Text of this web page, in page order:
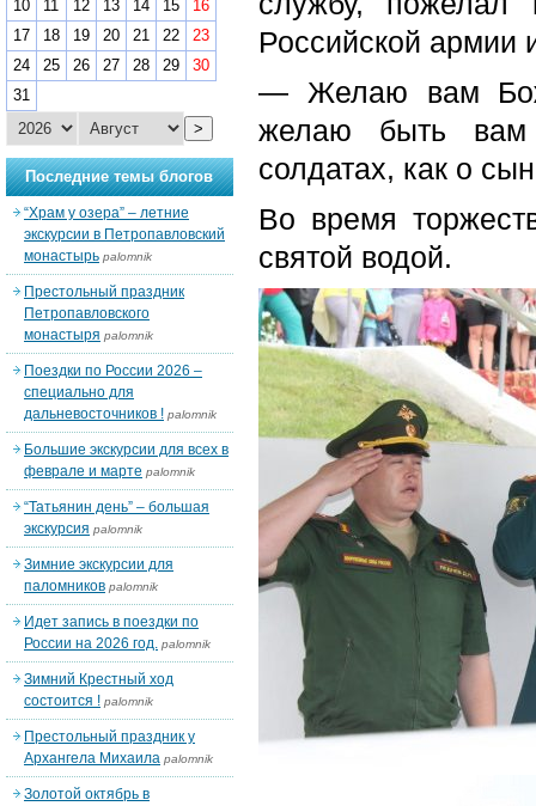
Российской армии
— Желаю вам
желаю быть вам
солдатах, как о
Во время
святой водой.
10
11 12 13 14 15
16
17
18 19 20 21 22
23
24
25 26 27 28 29
30
31
>
Последние темы блогов
“Храм у озера” – летние
экскурсии в Петропавловский
монастырь palomnik
Престольный праздник
Петропавловского
монастыря palomnik
Поездки по России 2026 –
специально для
дальневосточников ! palomnik
Большие экскурсии для всех в
феврале и марте palomnik
“Татьянин день” – большая
экскурсия palomnik
Зимние экскурсии для
паломников palomnik
Идет запись в поездки по
России на 2026 год. palomnik
Зимний Крестный ход
состоится ! palomnik
Престольный праздник у
Архангела Михаила palomnik
Золотой октябрь в